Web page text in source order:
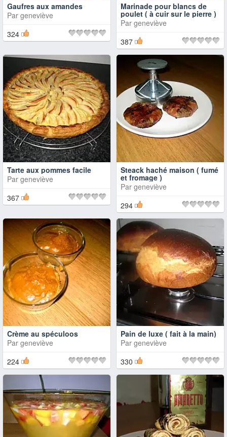
Gaufres aux amandes
Par geneviève
324
Marinade pour blancs de
poulet ( à cuir sur le pierre )
Par geneviève
387
Tarte aux pommes facile
Par geneviève
367
Steack haché maison ( fumé
et fromage )
Par geneviève
294
Crème au spéculoos
Par geneviève
224
Pain de luxe ( fait à la main)
Par geneviève
330